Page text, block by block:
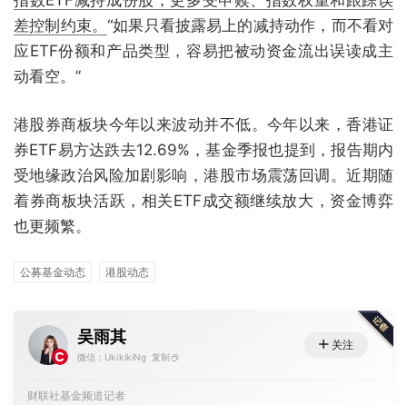
差控制约束。 “如果只看披露易上的减持动作，而不看对
应ETF份额和产品类型，容易把被动资金流出误读成主
动看空。”
港股券商板块今年以来波动并不低。今年以来，香港证
券ETF易方达跌去12.69%，基金季报也提到，报告期内
受地缘政治风险加剧影响，港股市场震荡回调。近期随
着券商板块活跃，相关ETF成交额继续放大，资金博弈
也更频繁。
公募基金动态 港股动态
吴雨其
微信：UkikikiNg 复制
关注
财联社基金频道记者